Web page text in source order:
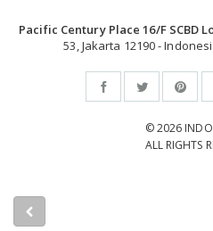
Pacific Century Place 16/F SCBD
53, Jakarta 12190 -
© 2026
ALL RIGHTS